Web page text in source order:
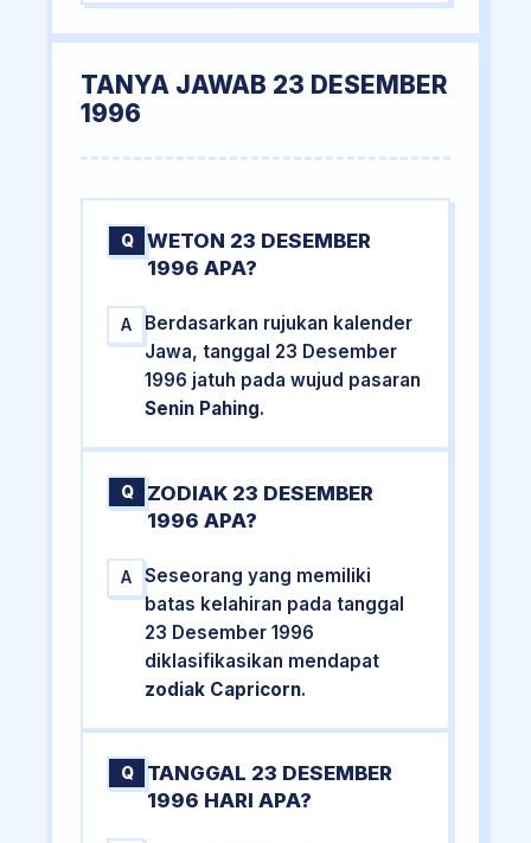
TANYA JAWAB 23 DESEMBER
1996
Q
WETON 23 DESEMBER
1996 APA?
A
Berdasarkan rujukan kalender
Jawa, tanggal 23 Desember
1996 jatuh pada wujud pasaran
Senin Pahing.
Q
ZODIAK 23 DESEMBER
1996 APA?
A
Seseorang yang memiliki
batas kelahiran pada tanggal
23 Desember 1996
diklasifikasikan mendapat
zodiak Capricorn.
Q
TANGGAL 23 DESEMBER
1996 HARI APA?